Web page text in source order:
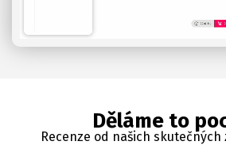
Děláme to
Recenze od našich